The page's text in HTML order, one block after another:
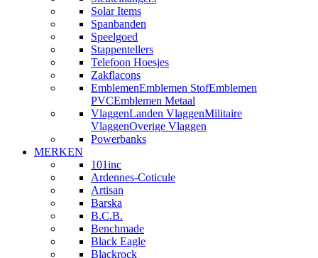
Solar Items
Spanbanden
Speelgoed
Stappentellers
Telefoon Hoesjes
Zakflacons
EmblemenEmblemen StofEmblemen
PVCEmblemen Metaal
VlaggenLanden VlaggenMilitaire
VlaggenOverige Vlaggen
Powerbanks
MERKEN
101inc
Ardennes-Coticule
Artisan
Barska
B.C.B.
Benchmade
Black Eagle
Blackrock